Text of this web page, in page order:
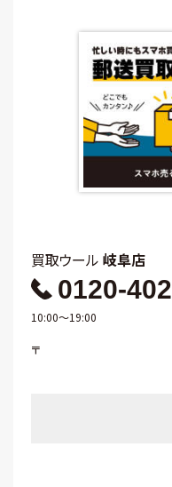
買取ウール 岐阜店
0120-
10:00～19:00
〒